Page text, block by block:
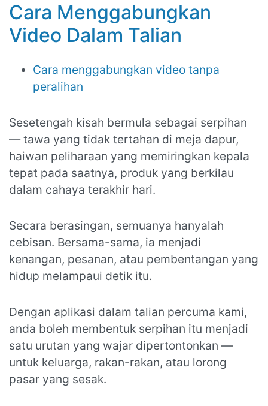
Cara Menggabungkan
Video Dalam Talian
Cara menggabungkan video tanpa
peralihan
Sesetengah kisah bermula sebagai serpihan
— tawa yang tidak tertahan di meja dapur,
haiwan peliharaan yang memiringkan kepala
tepat pada saatnya, produk yang berkilau
dalam cahaya terakhir hari.
Secara berasingan, semuanya hanyalah
cebisan. Bersama-sama, ia menjadi
kenangan, pesanan, atau pembentangan yang
hidup melampaui detik itu.
Dengan aplikasi dalam talian percuma kami,
anda boleh membentuk serpihan itu menjadi
satu urutan yang wajar dipertontonkan —
untuk keluarga, rakan-rakan, atau lorong
pasar yang sesak.